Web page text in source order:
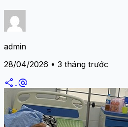
admin
28/04/2026 • 3 tháng trước
share alternate_email